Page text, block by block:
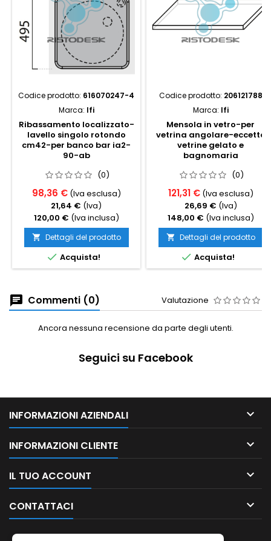
Codice prodotto: 616070247-4
Marca: Ifi
Ribassamento localizzato-
lavello singolo rotondo
cm42-per banco bar ia2-
90-ab
(0)
98,36 € (Iva esclusa)
21,64 € (Iva)
120,00 € (Iva inclusa)
 Dettagli del prodotto
 Acquista!
Codice prodotto: 206121788
Marca: Ifi
Mensola in vetro-per
vetrina angolare-eccetto
vetrine gelato e
bagnomaria
(0)
121,31 € (Iva esclusa)
26,69 € (Iva)
148,00 € (Iva inclusa)
 Dettagli del prodotto
 Acquista!
Commenti (0) Valutazione
Ancora nessuna recensione da parte degli utenti.
Seguici su Facebook
INFORMAZIONI AZIENDALI 
INFORMAZIONI CLIENTE 
IL TUO ACCOUNT 
CONTATTACI 
NEWSLETTER